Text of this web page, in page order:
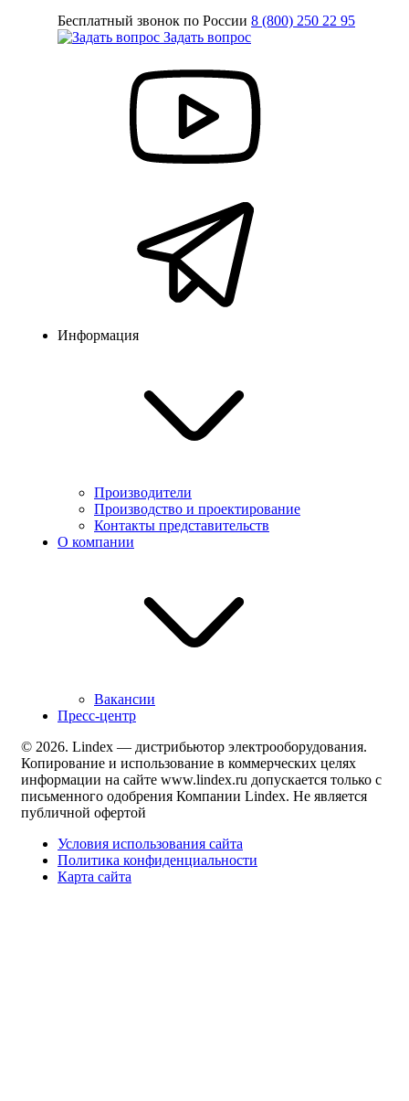
Бесплатный звонок по России 8 (800) 250 22 95
Задать вопрос
Информация
Производители
Производство и проектирование
Контакты представительств
О компании
Вакансии
Пресс-центр
© 2026. Lindex — дистрибьютор электрооборудования.
Копирование и использование в коммерческих целях
информации на сайте www.lindex.ru допускается только с
письменного одобрения Компании Lindex. Не является
публичной офертой
Условия использования сайта
Политика конфиденциальности
Карта сайта